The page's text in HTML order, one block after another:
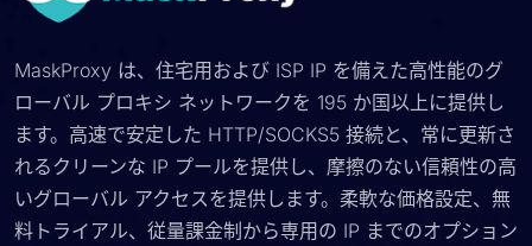
MaskProxy は、住宅用および ISP IP を備えた高性能のグ
ローバル プロキシ ネットワークを 195 か国以上に提供し
ます。高速で安定した HTTP/SOCKS5 接続と、常に更新さ
れるクリーンな IP プールを提供し、摩擦のない信頼性の高
いグローバル アクセスを提供します。柔軟な価格設定、無
料トライアル、従量課金制から専用の IP までのオプション